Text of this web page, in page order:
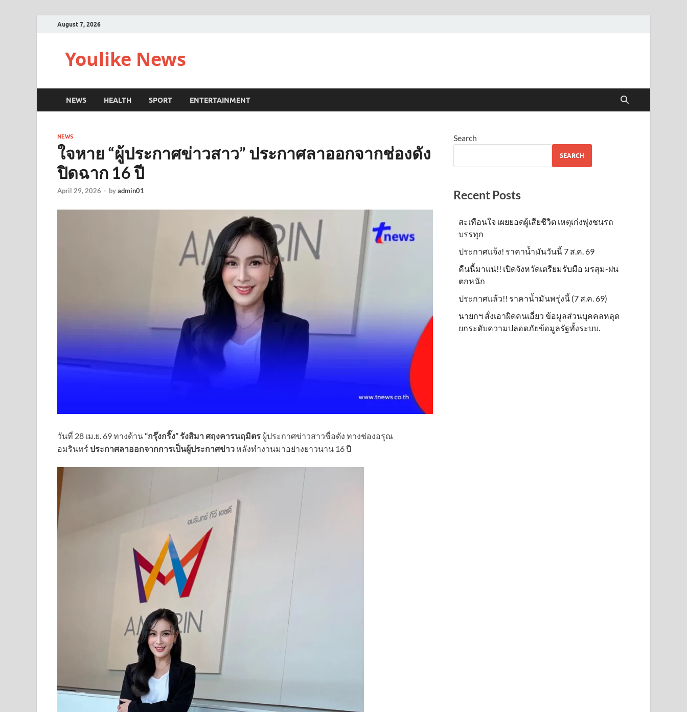
August 7, 2026
Youlike News
NEWS HEALTH SPORT ENTERTAINMENT
NEWS
ใจหาย “ผู้ประกาศข่าวสาว” ประกาศลาออกจากช่องดัง
ปิดฉาก 16 ปี
April 29, 2026 - byadmin01
วันที่ 28 เม.ย. 69 ทางด้าน“กรุ๊งกริ๊ง” รังสิมา ศฤงคารนฤมิตร ผู้ประกาศข่าวสาวชื่อดัง ทางช่องอรุณ
อมรินทร์ ประกาศลาออกจากการเป็นผู้ประกาศข่าวหลังทำงานมาอย่างยาวนาน 16 ปี
Search
SEARCH
Recent Posts
สะเทือนใจ เผยยอดผู้เสียชีวิต เหตุเก๋งพุ่งชนรถ
บรรทุก
ประกาศแจ้ง! ราคาน้ำมันวันนี้ 7 ส.ค. 69
คืนนี้มาแน่!! เปิดจังหวัดเตรียมรับมือ มรสุม-ฝน
ตกหนัก
ประกาศแล้ว!! ราคาน้ำมันพรุ่งนี้ (7 ส.ค. 69)
นายกฯ สั่งเอาผิดคนเอี่ยว ข้อมูลส่วนบุคคลหลุด
ยกระดับความปลอดภัยข้อมูลรัฐทั้งระบบ.